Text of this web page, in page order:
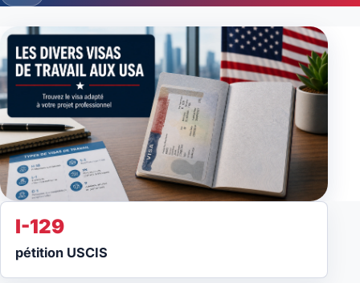
Métiers en tension
Immigration
Immobilier
Étudier
Impôts
I-129
pétition USCIS